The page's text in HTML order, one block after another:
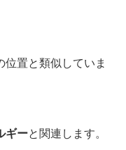
位置と類似していま
ギーと関連します。